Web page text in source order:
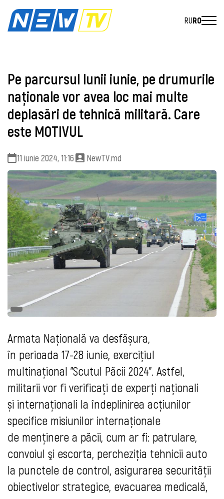
RURO
Pe parcursul lunii iunie, pe drumurile
naționale vor avea loc mai multe
deplasări de tehnică militară. Care
este MOTIVUL
11 iunie 2024, 11:16 NewTV.md
Armata Națională va desfășura,
în perioada 17-28 iunie, exerciţiul
multinațional "Scutul Păcii 2024". Astfel,
militarii vor fi verificați de experți naționali
și internaționali la îndeplinirea acțiunilor
specifice misiunilor internaţionale
de menținere a păcii, cum ar fi: patrulare,
convoiul şi escorta, percheziţia tehnicii auto
la punctele de control, asigurarea securităţii
obiectivelor strategice, evacuarea medicală,